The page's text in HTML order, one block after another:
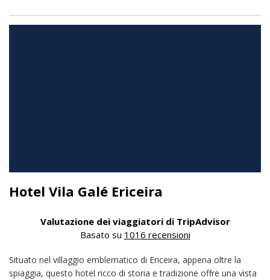
Hotel Vila Galé Ericeira
Valutazione dei viaggiatori di TripAdvisor
Basato su 1016 recensioni
Situato nel villaggio emblematico di Ericeira, appena oltre la
spiaggia, questo hotel ricco di storia e tradizione offre una vista